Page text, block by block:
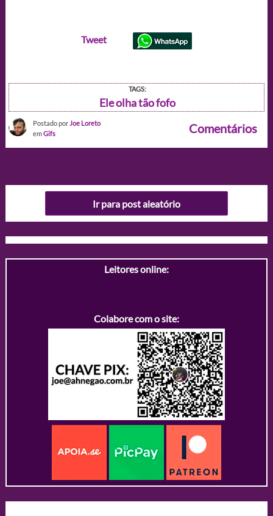
Tweet
TAGS:
Ele olha tão fofo
Postado por Joe Loreto
emGifs Comentários
Ir para post aleatório
Leitores online:
Colabore com o site: